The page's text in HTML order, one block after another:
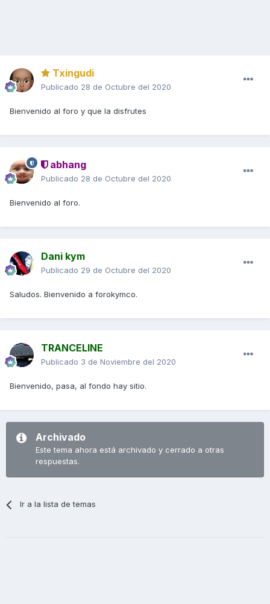
Txingudi
Publicado 28 de Octubre del 2020
Bienvenido al foro y que la disfrutes
abhang
Publicado 28 de Octubre del 2020
Bienvenido al foro.
Dani kym
Publicado 29 de Octubre del 2020
Saludos. Bienvenido a forokymco.
TRANCELINE
Publicado 3 de Noviembre del 2020
Bienvenido, pasa, al fondo hay sitio.
Archivado
Este tema ahora está archivado y cerrado a otras
respuestas.
Ir a la lista de temas